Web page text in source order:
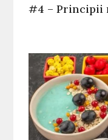
#4 – Principii